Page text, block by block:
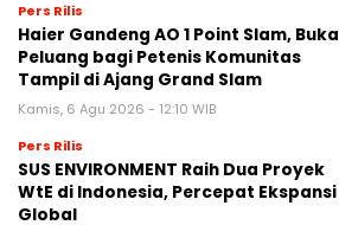
Pers Rilis
Haier Gandeng AO 1 Point Slam, Buka
Peluang bagi Petenis Komunitas
Tampil di Ajang Grand Slam
Kamis, 6 Agu 2026 - 12:10 WIB
Pers Rilis
SUS ENVIRONMENT Raih Dua Proyek
WtE di Indonesia, Percepat Ekspansi
Global